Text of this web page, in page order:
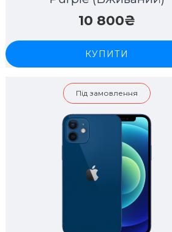
10 800₴
КУПИТИ
Під замовлення